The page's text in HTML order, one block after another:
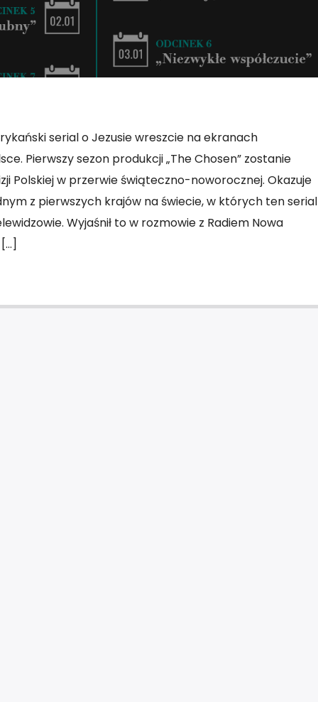
serial o Jezusie wreszcie na ekranach
Pierwszy sezon produkcji „The Chosen” zostanie
Polskiej w przerwie świąteczno-noworocznej. Okazuje
z pierwszych krajów na świecie, w których ten serial
Wyjaśnił to w rozmowie z Radiem Nowa